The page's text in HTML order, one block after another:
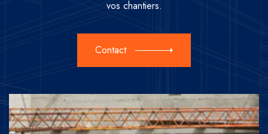
vos chantiers.
Contact